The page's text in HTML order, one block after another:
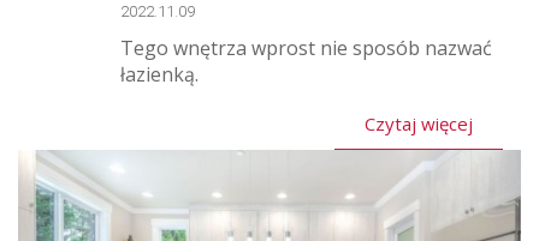
2022.11.09
Tego wnętrza wprost nie sposób nazwać
łazienką.
Czytaj więcej